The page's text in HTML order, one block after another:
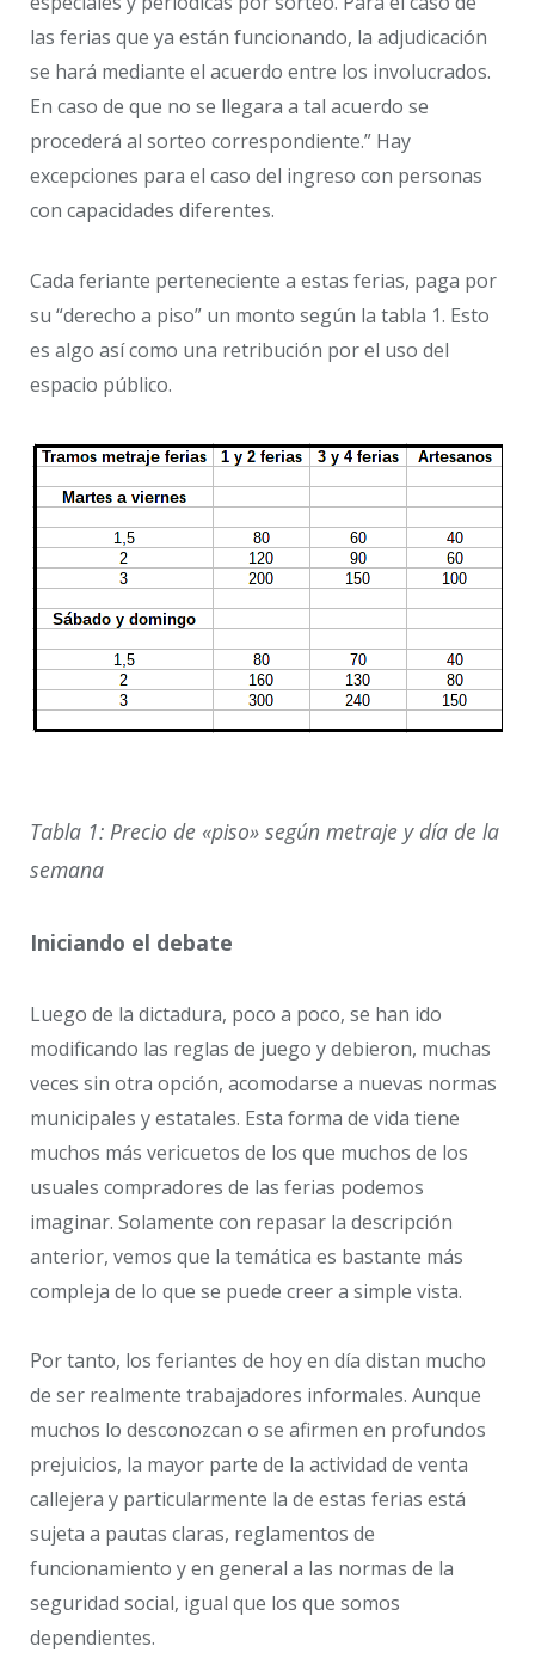
las ferias que ya están funcionando, la adjudicación
se hará mediante el acuerdo entre los involucrados.
En caso de que no se llegara a tal acuerdo se
procederá al sorteo correspondiente.” Hay
excepciones para el caso del ingreso con personas
con capacidades diferentes.
Cada feriante perteneciente a estas ferias, paga por
su “derecho a piso” un monto según la tabla 1. Esto
es algo así como una retribución por el uso del
espacio público.
Tabla 1: Precio de «piso» según metraje y día de la
semana
Iniciando el debate
Luego de la dictadura, poco a poco, se han ido
modificando las reglas de juego y debieron, muchas
veces sin otra opción, acomodarse a nuevas normas
municipales y estatales. Esta forma de vida tiene
muchos más vericuetos de los que muchos de los
usuales compradores de las ferias podemos
imaginar. Solamente con repasar la descripción
anterior, vemos que la temática es bastante más
compleja de lo que se puede creer a simple vista.
Por tanto, los feriantes de hoy en día distan mucho
de ser realmente trabajadores informales. Aunque
muchos lo desconozcan o se afirmen en profundos
prejuicios, la mayor parte de la actividad de venta
callejera y particularmente la de estas ferias está
sujeta a pautas claras, reglamentos de
funcionamiento y en general a las normas de la
seguridad social, igual que los que somos
dependientes.